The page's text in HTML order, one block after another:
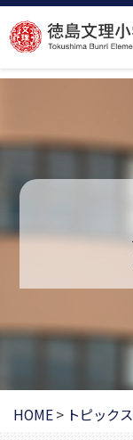
コ
ン
テ
ツ
ス
プ
HOME> トピックス